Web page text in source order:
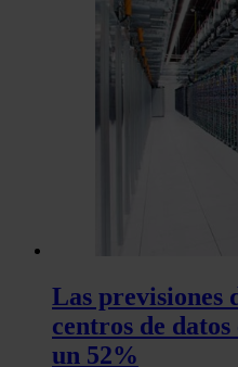
Las previsiones
centros de
un 52%